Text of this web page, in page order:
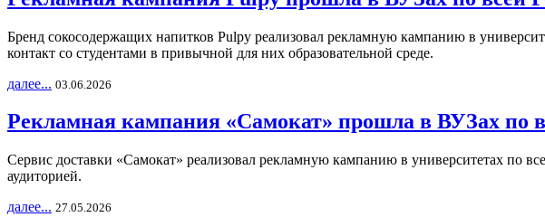
Бренд сокосодержащих напитков Pulpy реализовал рекламную кампанию в
контакт со студентами в привычной для них образовательной среде.
далее... 03.06.2026
Рекламная кампания «Самокат» прошла в ВУЗах по
Сервис доставки «Самокат» реализовал рекламную кампанию в университетах по
аудиторией.
далее... 27.05.2026